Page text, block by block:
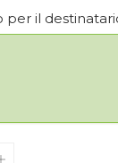
per il